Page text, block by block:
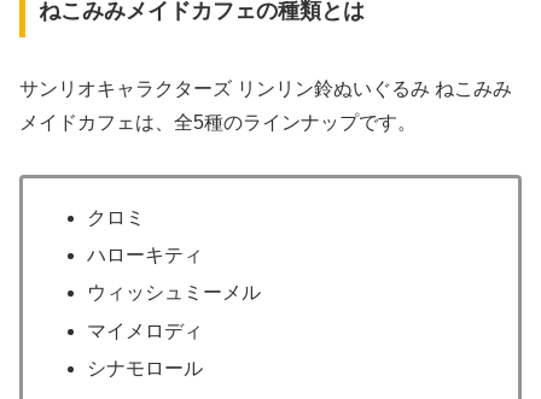
ねこみみメイドカフェの種類とは
サンリオキャラクターズ リンリン鈴ぬいぐるみ ねこみみ
メイドカフェは、全5種のラインナップです。
クロミ
ハローキティ
ウィッシュミーメル
マイメロディ
シナモロール